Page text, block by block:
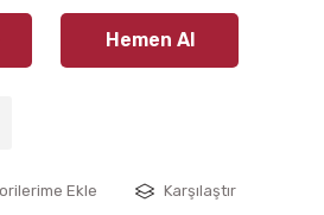
Hemen Al
Karşılaştır